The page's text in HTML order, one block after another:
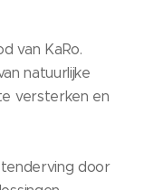
van KaRo.
natuurlijke
versterken en
door